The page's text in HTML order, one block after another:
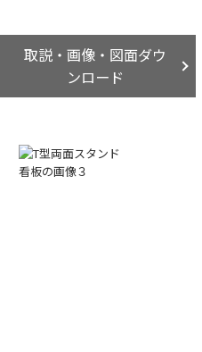
取説・画像・図面ダウ
ンロード